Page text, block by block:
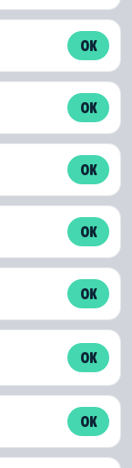
OK
OK
OK
OK
OK
OK
OK